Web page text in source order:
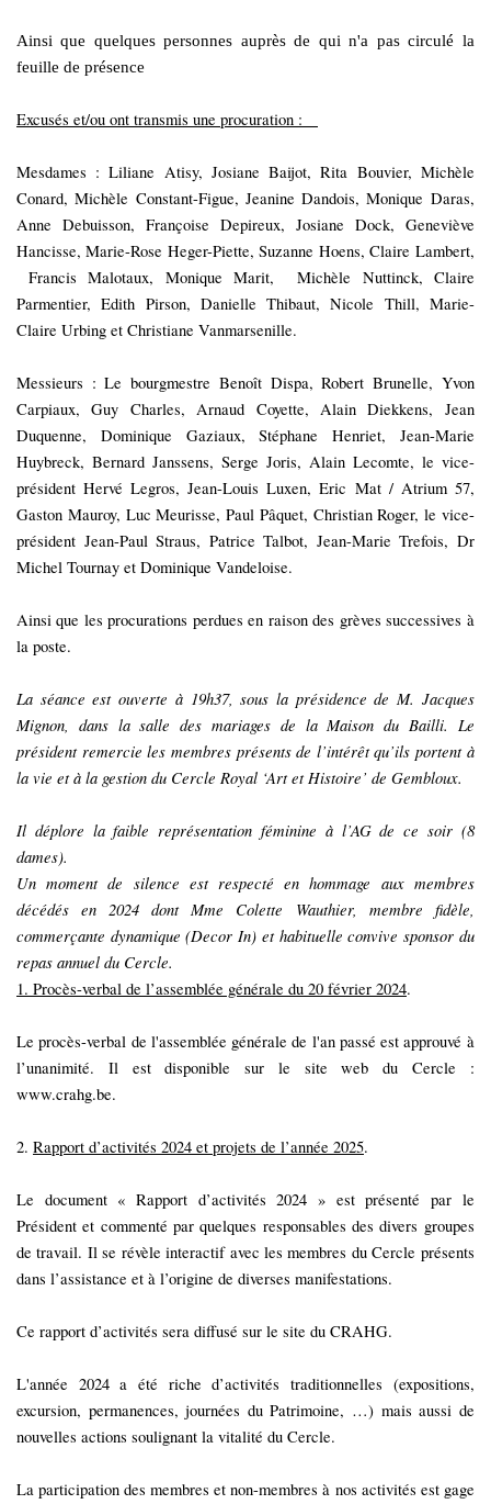
Ainsi que quelques personnes auprès de qui n'a pas circulé la
feuille de présence
Excusés et/ou ont transmis une procuration :
Mesdames :Liliane Atisy, Josiane Baijot, Rita Bouvier, Michèle
Conard, Michèle Constant-Figue, Jeanine Dandois, Monique Daras,
Anne Debuisson, Françoise Depireux, Josiane Dock, Geneviève
Hancisse, Marie-Rose Heger-Piette, Suzanne Hoens, Claire Lambert,
Francis Malotaux, Monique Marit,
Michèle Nuttinck, Claire
Parmentier, Edith Pirson, Danielle Thibaut, Nicole Thill, Marie-
Claire Urbing et Christiane Vanmarsenille.
Messieurs :Le bourgmestre Benoît Dispa, Robert Brunelle, Yvon
Carpiaux, Guy Charles, Arnaud Coyette, Alain Diekkens, Jean
Duquenne, Dominique Gaziaux,Stéphane Henriet, Jean-Marie
Huybreck, Bernard Janssens, Serge Joris, Alain Lecomte, le vice-
présidentHervé Legros, Jean-Louis Luxen, Eric Mat / Atrium 57,
Gaston Mauroy, LucMeurisse, Paul Pâquet, Christian Roger, le vice-
président Jean-Paul Straus, PatriceTalbot, Jean-Marie Trefois, Dr
Michel Tournay et Dominique Vandeloise.
Ainsi que les procurations perdues en raison des grèves successives à
la poste.
La séance est ouverte à 19h37, sous la présidence de M. Jacques
Mignon, dans la salle des mariages de la Maison du Bailli. Le
président remercie les membres présents de l’intérêt qu’ils portent à
la vie et à la gestion du Cercle Royal ‘Art et Histoire’ de Gembloux.
Il déplore la faible représentation féminine à l’AG de ce soir (8
dames).
Un moment de silence est respecté en hommage aux membres
décédés en 2024 dont Mme Colette Wauthier, membre fidèle,
commerçante dynamique (Decor In) et habituelle convive sponsor du
repas annuel du Cercle.
1. Procès-verbal de l’assemblée générale du 20 février 2024.
Le procès-verbal de l'assemblée générale de l'an passé est approuvé à
l’unanimité. Il est disponible sur le site web du Cercle :
www.crahg.be.
2. Rapport d’activités 2024 et projets de l’année 2025.
Le document « Rapport d’activités 2024 » est présenté par le
Président et commenté par quelques responsables des divers groupes
de travail. Il se révèle interactif avec les membres du Cercle présents
dans l’assistance et à l’origine de diverses manifestations.
Ce rapport d’activités sera diffusé sur le site du CRAHG.
L'année 2024 a été riche d’activités traditionnelles (expositions,
excursion, permanences, journées du Patrimoine, …) mais aussi de
nouvelles actions soulignant la vitalité du Cercle.
La participation des membres et non-membres à nos activités est gage